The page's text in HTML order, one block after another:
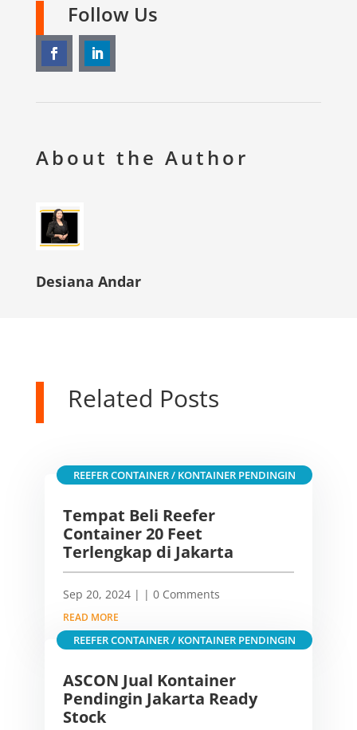
Follow Us
About the Author
Desiana Andar
Related Posts
Tempat Beli Reefer
Container 20 Feet
Terlengkap di Jakarta
Sep 20, 2024|
REEFER CONTAINER / KONTAINER PENDINGIN
| 0 Comments
READ MORE
ASCON Jual Kontainer
Pendingin Jakarta Ready
Stock
REEFER CONTAINER / KONTAINER PENDINGIN